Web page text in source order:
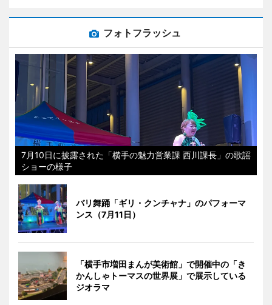
フォトフラッシュ
7月10日に披露された「横手の魅力営業課 西川課長」の歌謡
ショーの様子
バリ舞踊「ギリ・クンチャナ」のパフォーマ
ンス（7月11日）
「横手市増田まんが美術館」で開催中の「き
かんしゃトーマスの世界展」で展示している
ジオラマ